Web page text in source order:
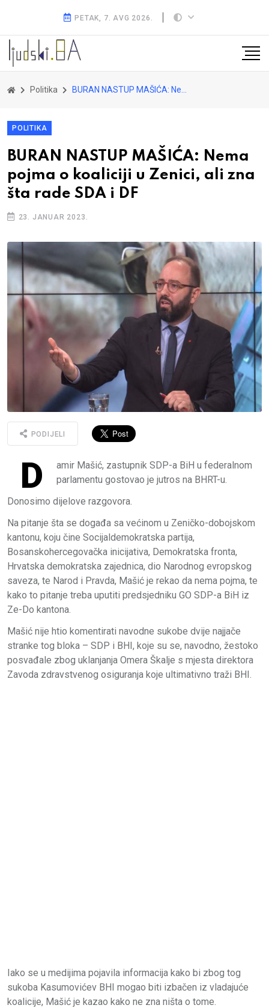
PETAK, 7. AVG 2026.
Politika BURAN NASTUP MAŠIĆA: Nema pojma o koaliciji u Zenici, ali zna šta rade SDA i DF
POLITIKA
BURAN NASTUP MAŠIĆA: Nema
pojma o koaliciji u Zenici, ali zna
šta rade SDA i DF
23. JANUAR 2023.
PODIJELI
D
amir Mašić, zastupnik SDP-a BiH u federalnom
parlamentu gostovao je jutros na BHRT-u.
Donosimo dijelove razgovora.
Na pitanje šta se događa sa većinom u Zeničko-dobojskom
kantonu, koju čine Socijaldemokratska partija,
Bosanskohercegovačka inicijativa, Demokratska fronta,
Hrvatska demokratska zajednica, dio Narodnog evropskog
saveza, te Narod i Pravda, Mašić je rekao da nema pojma, te
kako to pitanje treba uputiti predsjedniku GO SDP-a BiH iz
Ze-Do kantona.
Mašić nije htio komentirati navodne sukobe dvije najjače
stranke tog bloka – SDP i BHI, koje su se, navodno, žestoko
posvađale zbog uklanjanja Omera Škalje s mjesta direktora
Zavoda zdravstvenog osiguranja koje ultimativno traži BHI.
Iako se u medijima pojavila informacija kako bi zbog tog
sukoba Kasumovićev BHI mogao biti izbačen iz vladajuće
koalicije, Mašić je kazao kako ne zna ništa o tome.